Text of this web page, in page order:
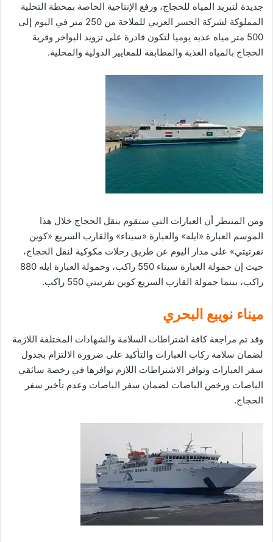
جديدة لتبريد المياه للحجاج، ورفع الإنتاجية الخاصة بمحطة التحلية
المملوكة لشركة الجسر العربي للملاحة من 250 متر في اليوم إلى
500 متر مياه عذبه يوميا لتكون قادرة على تزويد البواخر وقرية
الحجاج بالمياه العذبة والمطابقة للمعايير الدولية والمحلية.
ومن المنتظر أن العبارات التي ستقوم بنقل الحجاج خلال هذا
الموسم العبارة «ايله» والعبارة «سيناء» والقارب السريع «كوين
نفرتيتي» على مدار اليوم عن طريق رحلات مكوكية لنقل الحجاج،
حيث إن حمولة العبارة سيناء 550 راكب، وحمولة العبارة ايله 880
راكب، بينما حمولة القارب السريع كوين نفرتيتي 550 راكب.
ميناء نويبع البحري
وقد تم مراجعة كافة اشتراطات السلامة والشهادات المختلفة اللازمة
لضمان سلامة ركاب العبارات والتأكيد على ضرورة الالتزام بجدول
سفر العبارات وتوافر الاشتراطات اللازم توافرها في رخصة سائقي
الباصات ورخص الباصات لضمان سفر الباصات وعدم تأخير سفر
الحجاج.